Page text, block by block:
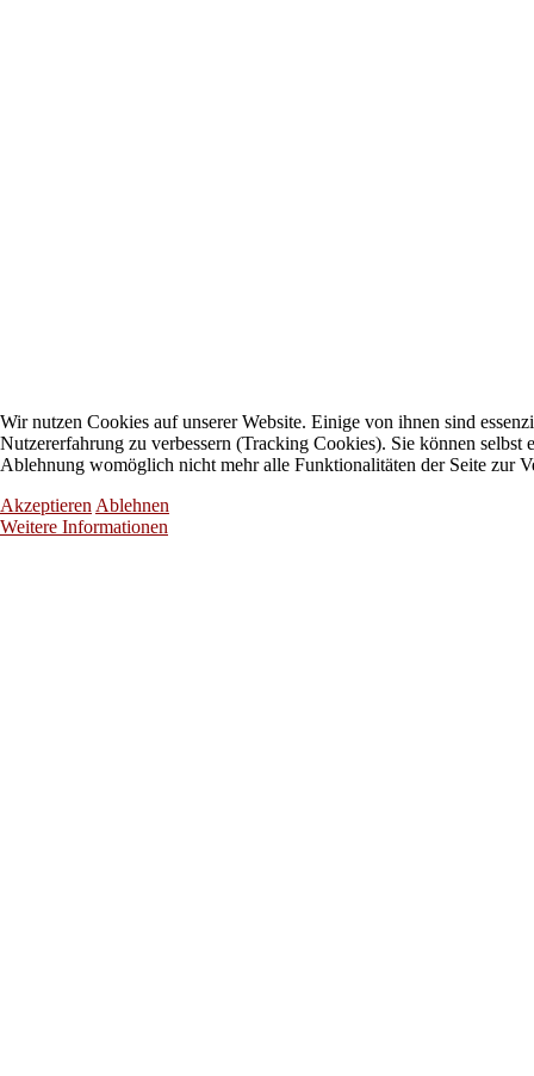
Wir nutzen Cookies auf unserer Website. Einige von ihnen sind
Nutzererfahrung zu verbessern (Tracking Cookies). Sie können selbst
Ablehnung womöglich nicht mehr alle Funktionalitäten der Seite zur
Akzeptieren Ablehnen
Weitere Informationen